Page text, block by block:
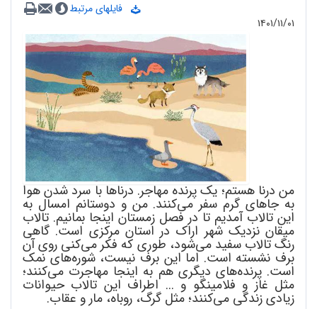
فایلهای مرتبط
۱۴۰۱/۱۱/۰۱
من درنا هستم؛ یک پرنده مهاجر. درناها با سرد شدن هوا
به جاهای گرم سفر می‌کنند. من و دوستانم امسال به
این تالاب آمدیم تا در فصل زمستان اینجا بمانیم. تالاب
میقان نزدیک شهر اراک در استان مرکزی است. گاهی
رنگ تالاب سفید می‌شود، طوری که فکر می‌کنی روی آن
برف نشسته است. اما این برف نیست، شوره‌های نمک
است. پرنده‌های دیگری هم به اینجا مهاجرت می‌کنند؛
مثل غاز و فلامینگو و ... اطراف این تالاب حیوانات
زیادی زندگی می‌کنند؛ مثل گرگ، روباه، مار و عقاب.